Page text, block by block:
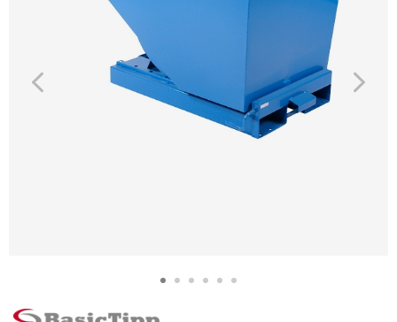
Privatperson